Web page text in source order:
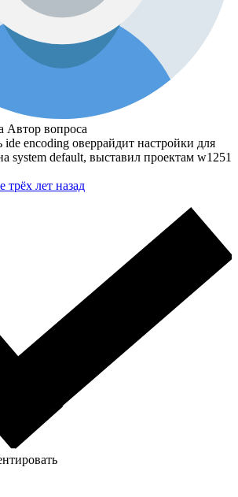
Автор вопроса
ide encoding оверрайдит настройки для
system default, выставил проектам w1251
трёх лет назад